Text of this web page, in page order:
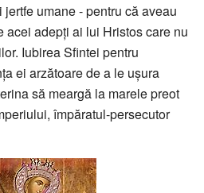
umane - pentru că aveau
acei adepți ai lui Hristos care nu
Iubirea Sfintei pentru
ei arzătoare de a le ușura
să meargă la marele preot
împăratul-persecutor